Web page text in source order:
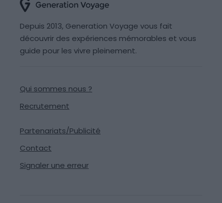
Depuis 2013, Generation Voyage vous fait
découvrir des expériences mémorables et vous
guide pour les vivre pleinement.
Qui sommes nous ?
Recrutement
Partenariats/Publicité
Contact
Signaler une erreur